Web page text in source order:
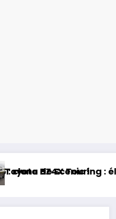
: électrique et